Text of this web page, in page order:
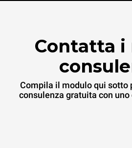
Contatta i
Compila il modulo qui sotto
consulenza gratuita con